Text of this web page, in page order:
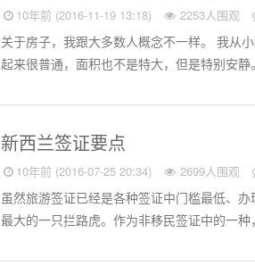
10年前 (2016-11-19 13:18) 2253人围观
关于房子，我跟大多数人概念不一样。 我从
起来很普通，面积也不是特大，但是特别安
新西兰签证要点
10年前 (2016-07-25 20:34) 2699人围观
虽然旅游签证已经是各种签证中门槛最低、
最大的一只拦路虎。作为非移民签证中的一